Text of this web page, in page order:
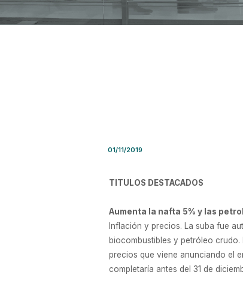
01/11/2019
TITULOS DESTACADOS
Aumenta la nafta 5% y las
Inflación y precios. La suba fue
biocombustibles y petróleo
precios que viene anunciando el
completaría antes del 31 de